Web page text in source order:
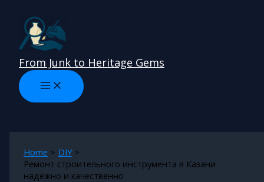
content
From Junk to Heritage Gems
Home
DIY
Ремонт строительного инструмента в Казани
надежно и качественно